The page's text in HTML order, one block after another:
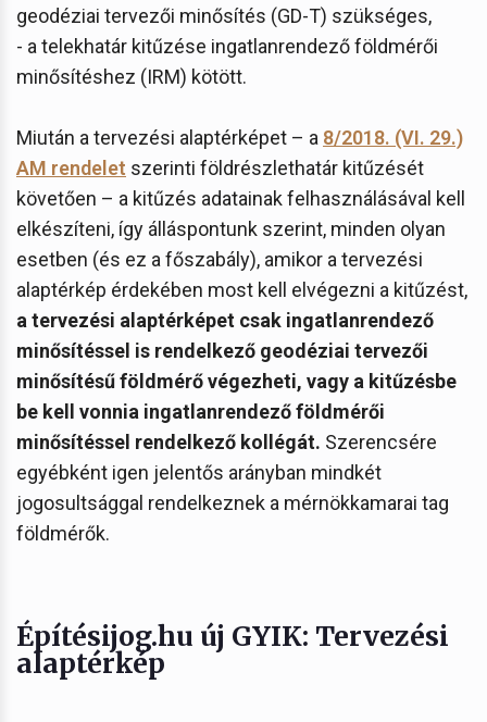
geodéziai tervezői minősítés (GD-T) szükséges,
- a telekhatár kitűzése ingatlanrendező földmérői
minősítéshez (IRM) kötött.
Miután a tervezési alaptérképet – a 8/2018. (VI. 29.)
AM rendelet szerinti földrészlethatár kitűzését
követően – a kitűzés adatainak felhasználásával kell
elkészíteni, így álláspontunk szerint, minden olyan
esetben (és ez a főszabály), amikor a tervezési
alaptérkép érdekében most kell elvégezni a kitűzést,
a tervezési alaptérképet csak ingatlanrendező
minősítéssel is rendelkező geodéziai tervezői
minősítésű földmérő végezheti, vagy a kitűzésbe
be kell vonnia ingatlanrendező földmérői
minősítéssel rendelkező kollégát. Szerencsére
egyébként igen jelentős arányban mindkét
jogosultsággal rendelkeznek a mérnökkamarai tag
földmérők.
Építésijog.hu új GYIK: Tervezési
alaptérkép